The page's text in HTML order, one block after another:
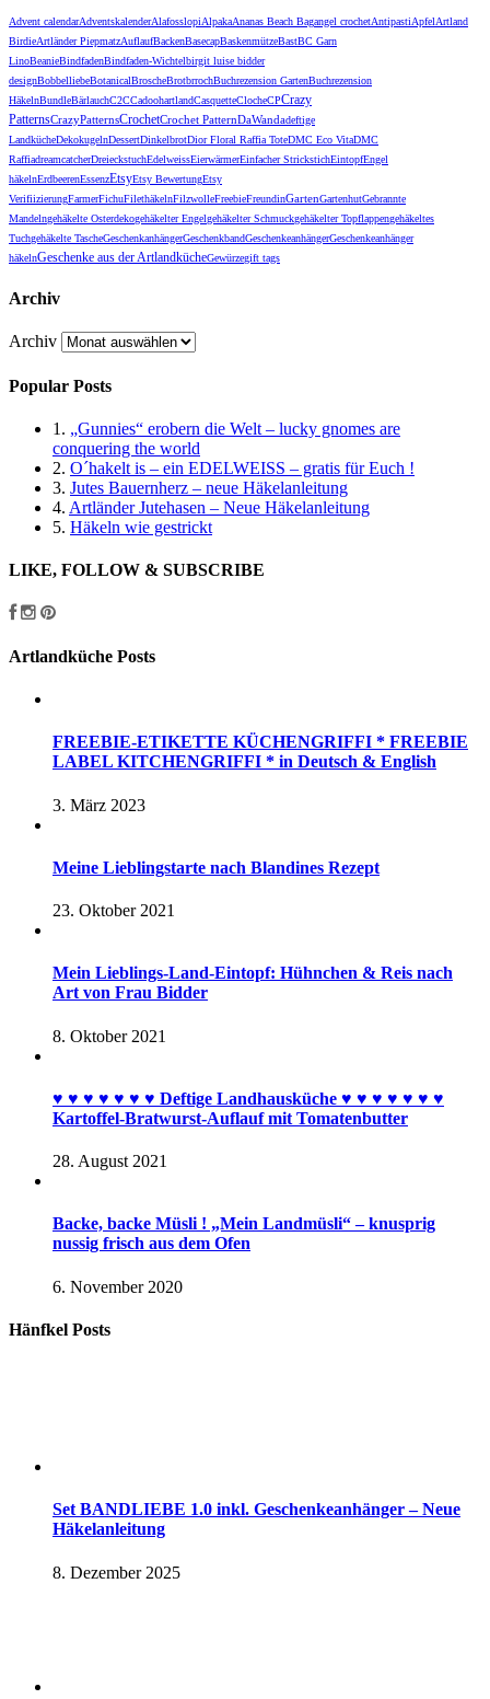
Advent calendarAdventskalenderAlafosslopiAlpakaAnanas Beach Bagangel crochetAntipastiApfelArtland
BirdieArtländer PiepmatzAuflaufBackenBasecapBaskenmützeBastBC Garn
LinoBeanieBindfadenBindfaden-Wichtelbirgit luise bidder
designBobbelliebeBotanicalBroscheBrotbrrochBuchrezension GartenBuchrezension
HäkelnBundleBärlauchC2CCadoohartlandCasquetteClocheCPCrazy
PatternsCrazyPatternsCrochetCrochet PatternDaWandadeftige
LandkücheDekokugelnDessertDinkelbrotDior Floral Raffia ToteDMC Eco VitaDMC
RaffiadreamcatcherDreieckstuchEdelweissEierwärmerEinfacher StrickstichEintopfEngel
häkelnErdbeerenEssenzEtsyEtsy BewertungEtsy
VerifiizierungFarmerFichuFilethäkelnFilzwolleFreebieFreundinGartenGartenhutGebrannte
Mandelngehäkelte Osterdekogehäkelter Engelgehäkelter Schmuckgehäkelter Topflappengehäkeltes
Tuchgehäkelte TascheGeschenkanhängerGeschenkbandGeschenkeanhängerGeschenkeanhänger
häkelnGeschenke aus der ArtlandkücheGewürzegift tags
Archiv
Archiv
Popular Posts
1. „Gunnies“ erobern die Welt – lucky gnomes are
conquering the world
2. O´hakelt is – ein EDELWEISS – gratis für Euch !
3. Jutes Bauernherz – neue Häkelanleitung
4. Artländer Jutehasen – Neue Häkelanleitung
5. Häkeln wie gestrickt
LIKE, FOLLOW & SUBSCRIBE
Artlandküche Posts
FREEBIE-ETIKETTE KÜCHENGRIFFI * FREEBIE
LABEL KITCHENGRIFFI * in Deutsch & English
3. März 2023
Meine Lieblingstarte nach Blandines Rezept
23. Oktober 2021
Mein Lieblings-Land-Eintopf: Hühnchen & Reis nach
Art von Frau Bidder
8. Oktober 2021
♥︎ ♥︎ ♥︎ ♥︎ ♥︎ ♥︎ ♥︎ Deftige Landhausküche ♥︎ ♥︎ ♥︎ ♥︎ ♥︎ ♥︎ ♥︎
Kartoffel-Bratwurst-Auflauf mit Tomatenbutter
28. August 2021
Backe, backe Müsli ! „Mein Landmüsli“ – knusprig
nussig frisch aus dem Ofen
6. November 2020
Hänfkel Posts
Set BANDLIEBE 1.0 inkl. Geschenkeanhänger – Neue
Häkelanleitung
8. Dezember 2025